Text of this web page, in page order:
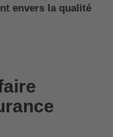
envers la qualité